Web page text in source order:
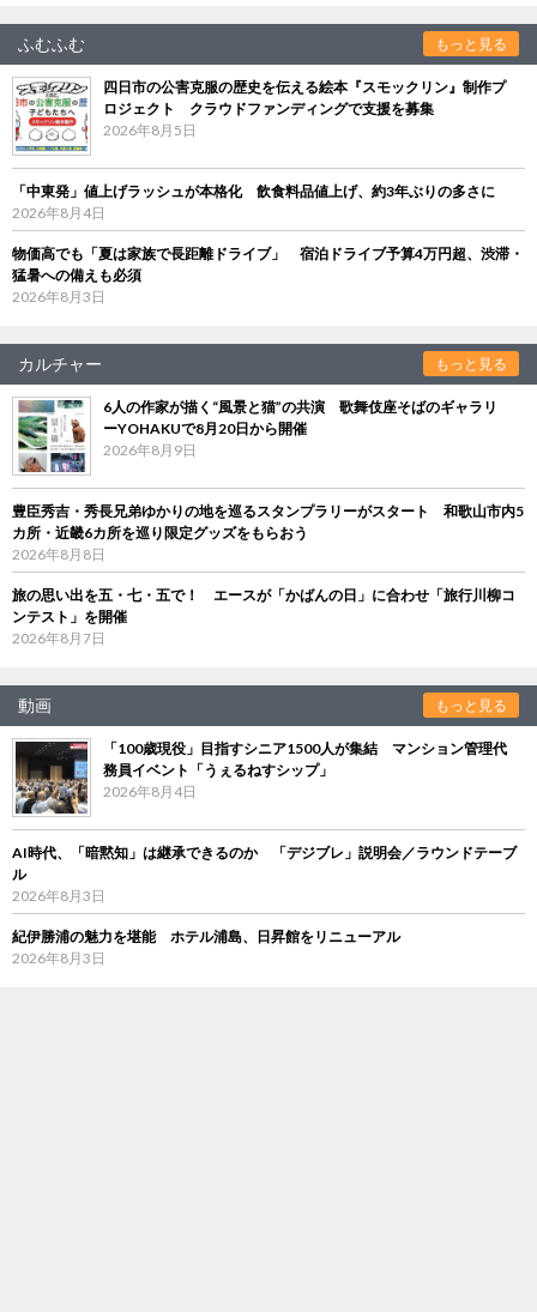
ふむふむ もっと見る
四日市の公害克服の歴史を伝える絵本『スモックリン』制作プ
ロジェクト クラウドファンディングで支援を募集
2026年8月5日
「中東発」値上げラッシュが本格化 飲食料品値上げ、約3年ぶりの多さに
2026年8月4日
物価高でも「夏は家族で長距離ドライブ」 宿泊ドライブ予算4万円超、渋滞・
猛暑への備えも必須
2026年8月3日
カルチャー もっと見る
6人の作家が描く“風景と猫”の共演 歌舞伎座そばのギャラリ
ーYOHAKUで8月20日から開催
2026年8月9日
豊臣秀吉・秀長兄弟ゆかりの地を巡るスタンプラリーがスタート 和歌山市内5
カ所・近畿6カ所を巡り限定グッズをもらおう
2026年8月8日
旅の思い出を五・七・五で！ エースが「かばんの日」に合わせ「旅行川柳コ
ンテスト」を開催
2026年8月7日
動画 もっと見る
「100歳現役」目指すシニア1500人が集結 マンション管理代
務員イベント「うぇるねすシップ」
2026年8月4日
AI時代、「暗黙知」は継承できるのか 「デジブレ」説明会／ラウンドテーブ
ル
2026年8月3日
紀伊勝浦の魅力を堪能 ホテル浦島、日昇館をリニューアル
2026年8月3日